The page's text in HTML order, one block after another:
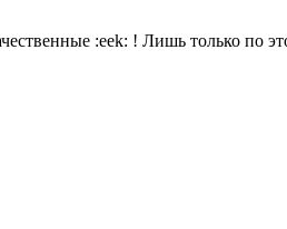
:eek: ! Лишь только по